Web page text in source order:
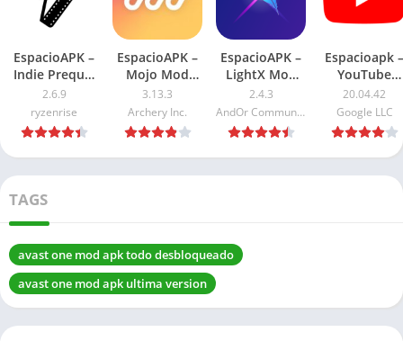
EspacioAPK –
Indie Prequel
APK 2026: Pro
desbloqueado
2.6.9
ryzenrise
EspacioAPK –
Mojo Mod
APK 2026: Pro
desbloqueado
3.13.3
Archery Inc.
EspacioAPK –
LightX Mod
APK 2026:
Premium
desbloqueado
2.4.3
AndOr Communications Pvt Ltd
Espacioapk –
YouTube
Premium
2026: Sin
Anuncios
20.04.42
Google LLC
TAGS
avast one mod apk todo desbloqueado
avast one mod apk ultima version